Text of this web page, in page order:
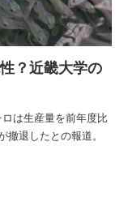
？近畿大学の
は生産量を前年度比
退したとの報道。